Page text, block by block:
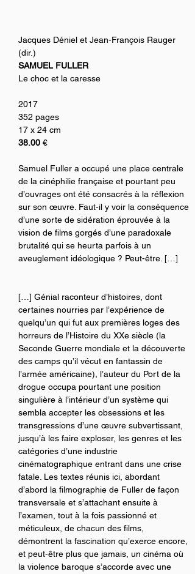
Jacques Déniel et Jean-François Rauger
(dir.)
SAMUEL FULLER
Le choc et la caresse
2017
352 pages
17 x 24 cm
38.00 €
Samuel Fuller a occupé une place centrale
de la cinéphilie française et pourtant peu
d’ouvrages ont été consacrés à la réflexion
sur son œuvre. Faut-il y voir la conséquence
d’une sorte de sidération éprouvée à la
vision de films gorgés d’une paradoxale
brutalité qui se heurta parfois à un
aveuglement idéologique ? Peut-être. […]
[…] Génial raconteur d’histoires, dont
certaines nourries par l’expérience de
quelqu’un qui fut aux premières loges des
horreurs de l’Histoire du XXe siècle (la
Seconde Guerre mondiale et la découverte
des camps qu’il vécut en fantassin de
l’armée américaine), l’auteur du Port de la
drogue occupa pourtant une position
singulière à l’intérieur d’un système qui
sembla accepter les obsessions et les
transgressions d’une œuvre subvertissant,
jusqu’à les faire exploser, les genres et les
catégories d’une industrie
cinématographique entrant dans une crise
fatale. Les textes réunis ici, abordant
d’abord la filmographie de Fuller de façon
transversale et s’attachant ensuite à
l’examen, tout à la fois passionné et
méticuleux, de chacun des films,
démontrent la fascination qu’exerce encore,
et peut-être plus que jamais, un cinéma où
la violence baroque s’accorde avec une